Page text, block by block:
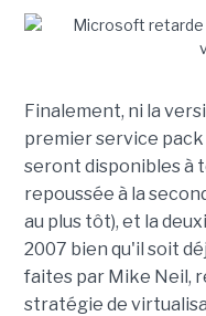
Finalement, ni la
premier service
seront disponibles à
repoussée à la
au plus tôt), et la
2007 bien qu'il soit
faites par Mike Neil,
stratégie de